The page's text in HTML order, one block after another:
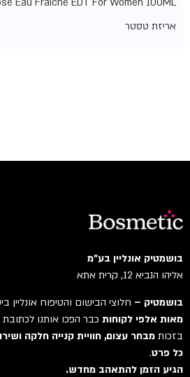
אריזת טסטר
בושמטיק אונליין בע"מ
אליהו הנביא 12, קרית אתא
בושמטיק –חלוצי הבישום והטיפוח אונליין
מאות אלפי לקוחותכבר הפכו אותנו לכתובת
בזכותמבחר עצום, חוויית קנייה חלקה
כל פרט.
הגיע הזמן להתאהב מחדש.